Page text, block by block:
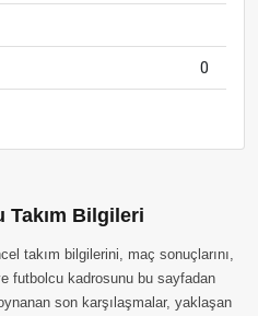
0
Takım Bilgileri
takım bilgilerini, maç sonuçlarını,
futbolcu kadrosunu bu sayfadan
son karşılaşmalar, yaklaşan